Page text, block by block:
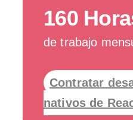
160
de trabajo
Contratar
nativos de